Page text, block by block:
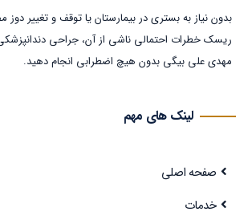
بدون نیاز به بستری در بیمارستان یا توقف و تغییر
ریسک خطرات احتمالی ناشی از آن، جراحی دندانپزشکی
مهدی علی بیگی بدون هیچ اضطرابی انجام دهید.
لینک های مهم
صفحه اصلی
خدمات